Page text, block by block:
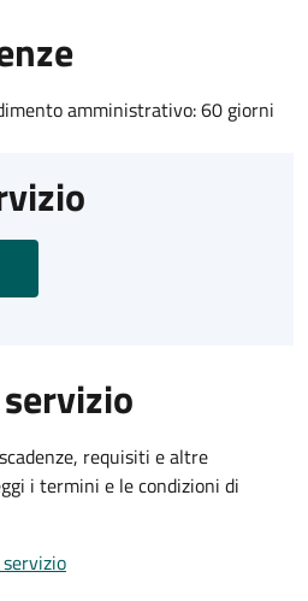
amministrativo: 60 giorni
requisiti e altre
i termini e le condizioni di